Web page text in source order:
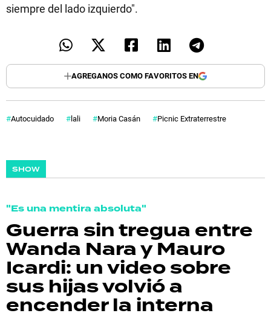
siempre del lado izquierdo".
AGREGANOS COMO FAVORITOS EN
Autocuidado lali Moria Casán Picnic Extraterrestre
SHOW
"Es una mentira absoluta"
Guerra sin tregua entre
Wanda Nara y Mauro
Icardi: un video sobre
sus hijas volvió a
encender la interna